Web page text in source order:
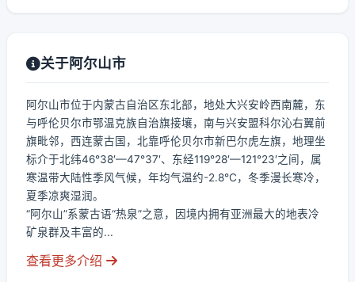
关于阿尔山市
阿尔山市位于内蒙古自治区东北部，地处大兴安岭西南麓，东
与呼伦贝尔市鄂温克族自治旗接壤，南与兴安盟科尔沁右翼前
旗毗邻，西连蒙古国，北靠呼伦贝尔市新巴尔虎左旗，地理坐
标介于北纬46°38′—47°37′、东经119°28′—121°23′之间，属
寒温带大陆性季风气候，年均气温约-2.8℃，冬季漫长寒冷，
夏季凉爽湿润。
“阿尔山”系蒙古语“热泉”之意，因境内拥有亚洲最大的地表冷
矿泉群及丰富的...
查看更多介绍